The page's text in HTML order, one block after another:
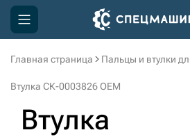
Главная страница Пальцы и втулки
Втулка СК-0003826 OEM
Втулка
Компания
Доставка и оплата